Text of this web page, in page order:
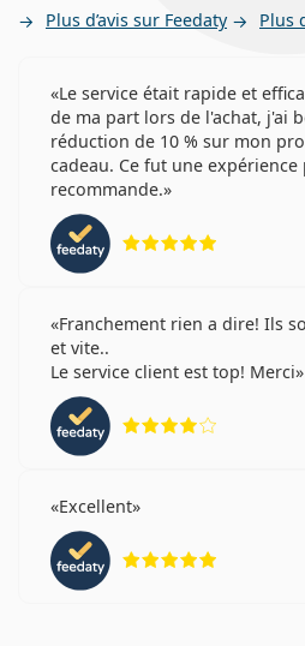
Plus d’avis sur Feedaty Plus
Le service était rapide et
de ma part lors de l'achat, j'ai
réduction de 10 % sur mon
cadeau. Ce fut une expérience
recommande.
Franchement rien a dire! Ils
et vite..
Le service client est top! Merci
Excellent